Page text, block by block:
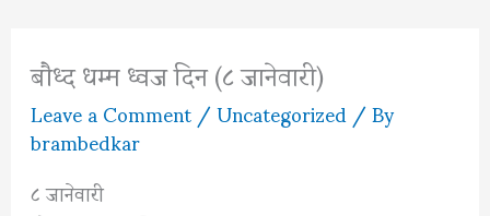
बौध्द धम्म ध्वज दिन (८ जानेवारी)
Leave a Comment/Uncategorized/ By
brambedkar
८ जानेवारी